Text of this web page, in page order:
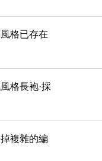
格已存在
格長袍·採
複雜的編